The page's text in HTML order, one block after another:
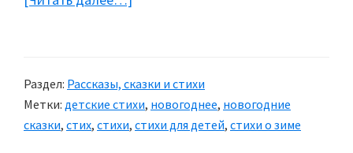
Раздел: Рассказы, сказки и стихи
Метки: детские стихи, новогоднее, новогодние
сказки, стих, стихи, стихи для детей, стихи о зиме